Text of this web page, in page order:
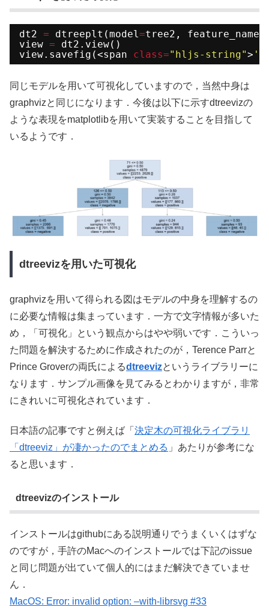
dt2 = dtreeplt(model =tree2, feature_names
view =
dt2.view()
view.savefig(<span class="hljs-string"> './
同じモデルを用いて可視化していますので，当然中身は
graphvizと同じになります．今後は以下に示すdtreevizの
ような表現をmatplotlibを用いて実装することを目指して
いるようです．
dtreevizを用いた可視化
graphvizを用いて得られる図はモデルの中身を理解するの
に必要な情報は集まっています．一方で文字情報が多いた
め，「可視化」という観点からはやや弱いです．こういっ
た問題を解決するために作成されたのが，Terence Parrと
Prince Groverの両氏によるdtreevizというライブラリーに
なります．サンプル画像を見てみるとわかりますが，非常
にきれいに可視化されています．
日本語の記事ですと例えば「 決定木の可視化ライブラリ
「dtreeviz」が凄かったのでまとめる 」あたりが参考にな
ると思います．
dtreevizのインストール
インストールはgithubにある説明通りでうまくいくはずな
のですが，手許のMacへのインストールでは下記のissue
と同じ問題が出ていて個人的にはまだ解決できていませ
ん．
MacOS: Error: invalid option: –with-librsvg #33